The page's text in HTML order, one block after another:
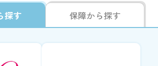
探す 保障から探す